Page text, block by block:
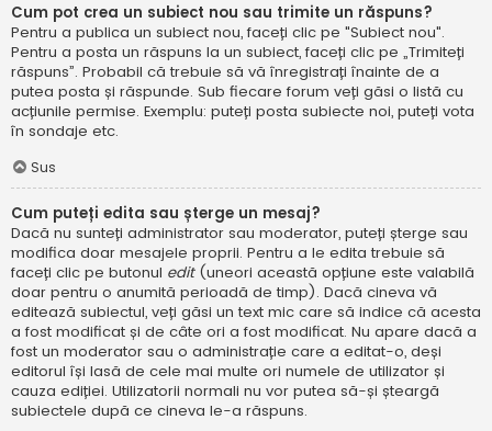
Cum pot crea un subiect nou sau trimite un răspuns?
Pentru a publica un subiect nou, faceți clic pe "Subiect nou".
Pentru a posta un răspuns la un subiect, faceți clic pe „Trimiteți
răspuns”. Probabil că trebuie să vă înregistrați înainte de a
putea posta și răspunde. Sub fiecare forum veți găsi o listă cu
acțiunile permise. Exemplu: puteți posta subiecte noi, puteți vota
în sondaje etc.
Sus
Cum puteți edita sau șterge un mesaj?
Dacă nu sunteți administrator sau moderator, puteți șterge sau
modifica doar mesajele proprii. Pentru a le edita trebuie să
faceți clic pe butonul edit (uneori această opțiune este valabilă
doar pentru o anumită perioadă de timp). Dacă cineva vă
editează subiectul, veți găsi un text mic care să indice că acesta
a fost modificat și de câte ori a fost modificat. Nu apare dacă a
fost un moderator sau o administrație care a editat-o, deși
editorul își lasă de cele mai multe ori numele de utilizator și
cauza ediției. Utilizatorii normali nu vor putea să-și șteargă
subiectele după ce cineva le-a răspuns.